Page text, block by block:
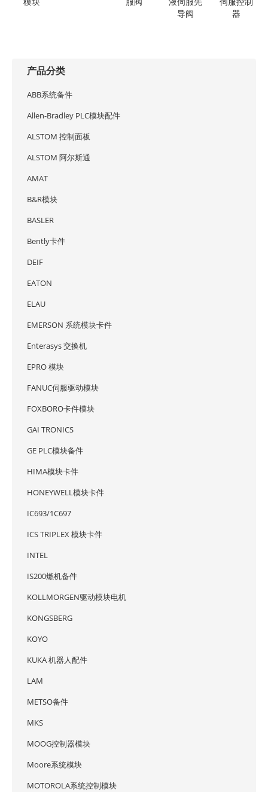
模块 服阀
液伺服先
导阀
伺服控制
器
产品分类
ABB系统备件
Allen-Bradley PLC模块配件
ALSTOM 控制面板
ALSTOM 阿尔斯通
AMAT
B&R模块
BASLER
Bently卡件
DEIF
EATON
ELAU
EMERSON 系统模块卡件
Enterasys 交换机
EPRO 模块
FANUC伺服驱动模块
FOXBORO卡件模块
GAI TRONICS
GE PLC模块备件
HIMA模块卡件
HONEYWELL模块卡件
IC693/1C697
ICS TRIPLEX 模块卡件
INTEL
IS200燃机备件
KOLLMORGEN驱动模块电机
KONGSBERG
KOYO
KUKA 机器人配件
LAM
METSO备件
MKS
MOOG控制器模块
Moore系统模块
MOTOROLA系统控制模块